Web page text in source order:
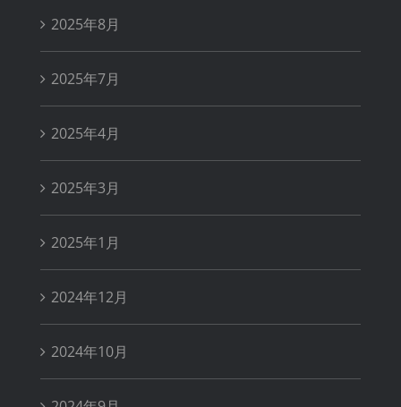
2025年8月
2025年7月
2025年4月
2025年3月
2025年1月
2024年12月
2024年10月